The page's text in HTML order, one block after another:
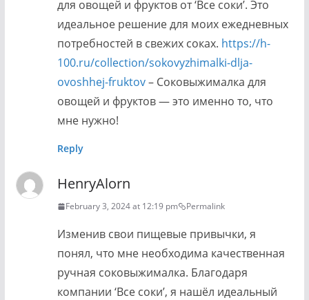
для овощей и фруктов от ‘Все соки’. Это
идеальное решение для моих ежедневных
потребностей в свежих соках. https://h-
100.ru/collection/sokovyzhimalki-dlja-
ovoshhej-fruktov– Соковыжималка для
овощей и фруктов — это именно то, что
мне нужно!
Reply
HenryAlorn
February 3, 2024 at 12:19 pm Permalink
Изменив свои пищевые привычки, я
понял, что мне необходима качественная
ручная соковыжималка. Благодаря
компании ‘Все соки’, я нашёл идеальный